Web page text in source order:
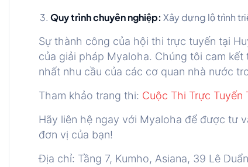
Quy trình chuyên nghiệp: Xây dựng lộ trình
Sự thành công của hội thi trực tuyến tại
của giải pháp Myaloha. Chúng tôi cam
nhất nhu cầu của các cơ quan nhà nước
Tham khảo trang thi: Cuộc Thi Trực Tuyến
Hãy liên hệ ngay với Myaloha để được tư
đơn vị của bạn!
Địa chỉ: Tầng 7, Kumho, Asiana, 39 Lê